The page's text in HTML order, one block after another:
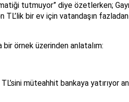
tutmuyor” diye özetlerken;
TL’lik bir ev için vatandaşın
bir örnek üzerinden anlatalım:
müteahhit bankaya yatırıyor